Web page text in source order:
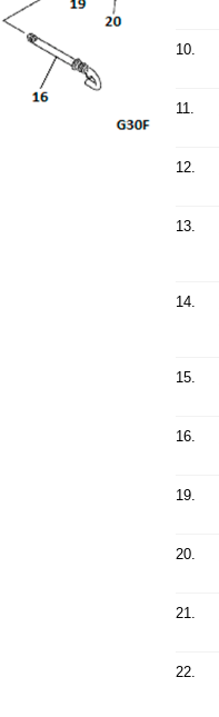
10.
11.
12.
13.
14.
15.
16.
19.
20.
21.
22.